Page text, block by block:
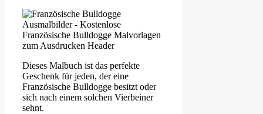
Dieses Malbuch ist das perfekte
Geschenk für jeden, der eine
Französische Bulldogge besitzt oder
sich nach einem solchen Vierbeiner
sehnt.